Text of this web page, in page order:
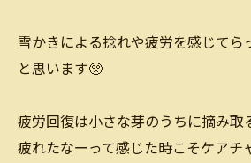
雪かきによる捻れや疲労を感じてら
と思います🥺
疲労回復は小さな芽のうちに摘み取
疲れたなーって感じた時こそケアチ